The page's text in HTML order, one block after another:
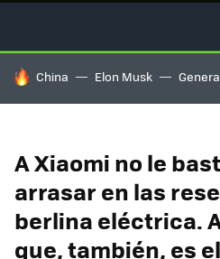
HOY SE HABLA DE
China Elon Musk
A Xiaomi no le
arrasar en las
berlina eléctrica.
que, también, es